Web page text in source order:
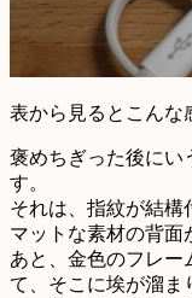
表から見るとこんな
褒めちぎった後にい
す。
それは、指紋が結構
マットな素材の背面
あと、金色のフレー
て、そこに埃が溜ま